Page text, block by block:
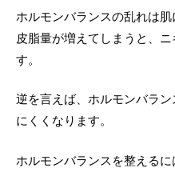
ホルモンバランスの乱れは肌
皮脂量が増えてしまうと、
す。
逆を言えば、ホルモンバラ
にくくなります。
ホルモンバランスを整えるに